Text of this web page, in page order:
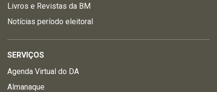
Livros e Revistas da BM
Notícias período eleitoral
SERVIÇOS
Agenda Virtual do DA
Almanaque